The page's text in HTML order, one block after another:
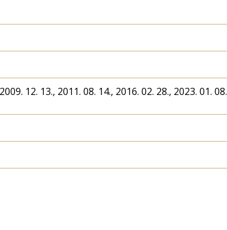
12. 13., 2011. 08. 14., 2016. 02. 28., 2023. 01. 08.